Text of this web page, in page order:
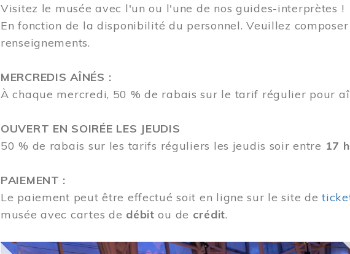
Visitez le musée avec l'un ou l'une de nos guides-interprètes !
En fonction de la disponibilité du personnel.Veuillez
renseignements.
MERCREDIS AÎNÉS :
À chaque mercredi, 50 % de rabais sur le tarif régulier pour
OUVERT EN SOIRÉE LES JEUDIS
50 % de rabais sur les tarifs réguliers les jeudis soir entre 17
PAIEMENT :
Le paiement peut être effectué soit en ligne sur le site de
musée avec cartes de débitou de crédit.
Image